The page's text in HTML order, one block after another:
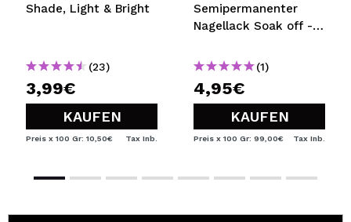
Shade, Light & Bright
(23)
3,99€
KAUFEN
Preis x 100 Gr: 10,50€ Tax Inb.
Semipermanenter
Nagellack Soak off -
(1)
4,95€
KAUFEN
Preis x 100 Gr: 99,00€ Tax Inb.